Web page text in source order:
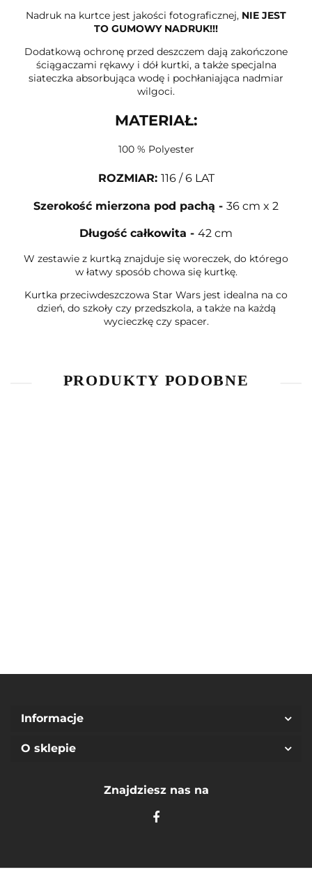
Nadruk na kurtce jest jakości fotograficznej, NIE JEST
TO GUMOWY NADRUK!!!
Dodatkową ochronę przed deszczem dają zakończone
ściągaczami rękawy i dół kurtki, a także specjalna
siateczka absorbująca wodę i pochłaniająca nadmiar
wilgoci.
MATERIAŁ:
100 % Polyester
ROZMIAR: 116 / 6 LAT
Szerokość mierzona pod pachą - 36 cm x 2
Długość całkowita - 42 cm
W zestawie z kurtką znajduje się woreczek, do którego
w łatwy sposób chowa się kurtkę.
Kurtka przeciwdeszczowa Star Wars jest idealna na co
dzień, do szkoły czy przedszkola, a także na każdą
wycieczkę czy spacer.
PRODUKTY PODOBNE
Informacje
O sklepie
Znajdziesz nas na